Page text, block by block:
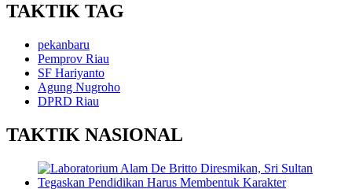
TAKTIK TAG
pekanbaru
Pemprov Riau
SF Hariyanto
Agung Nugroho
DPRD Riau
TAKTIK NASIONAL